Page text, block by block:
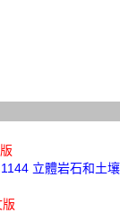
立體岩石和土